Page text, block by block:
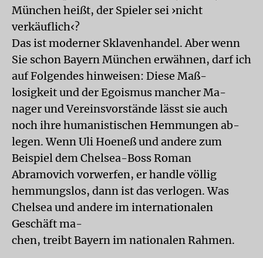
München heißt, der Spieler sei ›nicht
verkäuflich‹?
Das ist moderner Sklavenhandel. Aber wenn
Sie schon Bayern München erwähnen, darf ich
auf Folgendes hinweisen: Diese Maß-
losigkeit und der Egoismus mancher Ma-
nager und Vereinsvorstände lässt sie auch
noch ihre humanistischen Hemmungen ab-
legen. Wenn Uli Hoeneß und andere zum
Beispiel dem Chelsea-Boss Roman
Abramovich vorwerfen, er handle völlig
hemmungslos, dann ist das verlogen. Was
Chelsea und andere im internationalen
Geschäft ma-
chen, treibt Bayern im nationalen Rahmen.